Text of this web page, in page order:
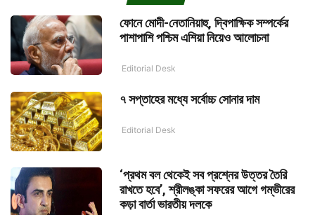
ফোনে মোদী-নেতানিয়াহু, দ্বিপাক্ষিক সম্পর্কের
পাশাপাশি পশ্চিম এশিয়া নিয়েও আলোচনা
Editorial Desk
৭ সপ্তাহের মধ্যে সর্বোচ্চ সোনার দাম
Editorial Desk
‘প্রথম বল থেকেই সব প্রশ্নের উত্তর তৈরি
রাখতে হবে’, শ্রীলঙ্কা সফরের আগে গম্ভীরের
কড়া বার্তা ভারতীয় দলকে